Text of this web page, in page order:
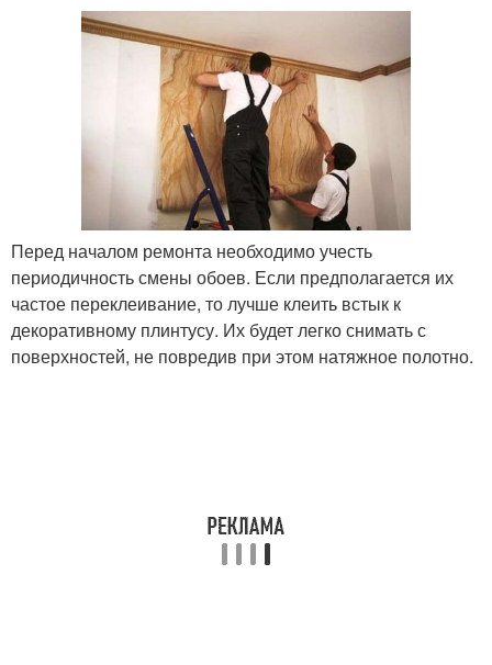
Перед началом ремонта необходимо учесть
периодичность смены обоев. Если предполагается их
частое переклеивание, то лучше клеить встык к
декоративному плинтусу. Их будет легко снимать с
поверхностей, не повредив при этом натяжное полотно.